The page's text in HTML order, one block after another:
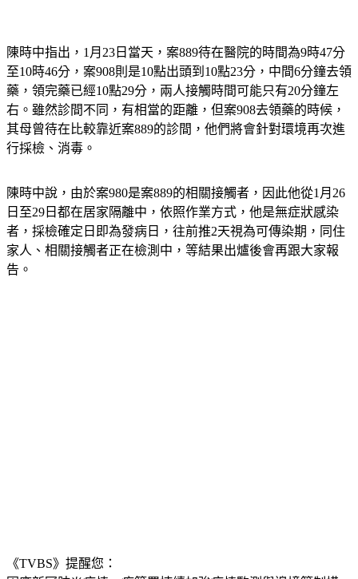
陳時中指出，1月23日當天，案889待在醫院的時間為9時47分
至10時46分，案908則是10點出頭到10點23分，中間6分鐘去領
藥，領完藥已經10點29分，兩人接觸時間可能只有20分鐘左
右。雖然診間不同，有相當的距離，但案908去領藥的時候，
其母曾待在比較靠近案889的診間，他們將會針對環境再次進
行採檢、消毒。
陳時中說，由於案980是案889的相關接觸者，因此他從1月26
日至29日都在居家隔離中，依照作業方式，他是無症狀感染
者，採檢確定日即為發病日，往前推2天視為可傳染期，同住
家人、相關接觸者正在檢測中，等結果出爐後會再跟大家報
告。
《TVBS》提醒您：